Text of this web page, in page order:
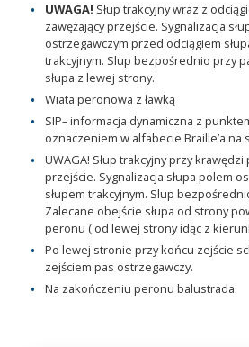
UWAGA! Słup trakcyjny wraz z
zawężający przejście. Sygnalizacja
ostrzegawczym przed odciągiem
trakcyjnym. Slup bezpośrednio przy
słupa z lewej strony.
Wiata peronowa z ławką
SIP– informacja dynamiczna z
oznaczeniem w alfabecie Braille’a na
UWAGA! Słup trakcyjny przy
przejście. Sygnalizacja słupa polem
słupem trakcyjnym. Slup
Zalecane obejście słupa od strony
peronu ( od lewej strony idąc z
Po lewej stronie przy końcu zejście
zejściem pas ostrzegawczy.
Na zakończeniu peronu balustrada.